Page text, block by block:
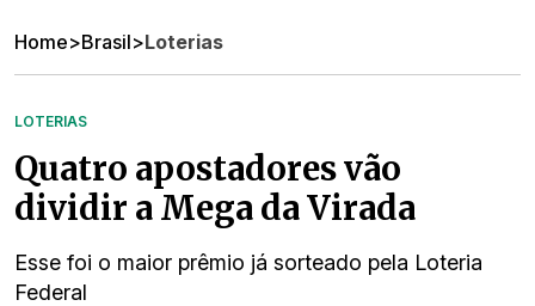
Home>Brasil>Loterias
LOTERIAS
Quatro apostadores vão
dividir a Mega da Virada
Esse foi o maior prêmio já sorteado pela Loteria
Federal